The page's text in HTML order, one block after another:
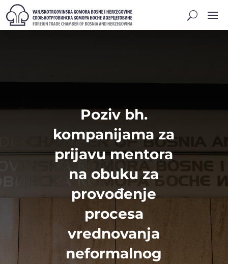
Poziv bh.
kompanijama za
prijavu mentora
na obuku za
provođenje
procesa
vrednovanja
neformalnog